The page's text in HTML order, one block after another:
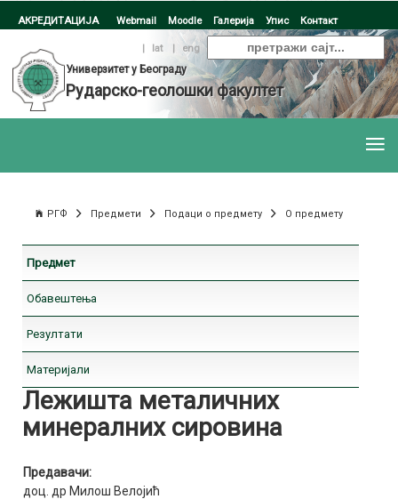
АКРЕДИТАЦИЈА Webmail Moodle Галерија Упис Контакт
| lat |
eng
Универзитет у Београду
Рударско-геолошки факултет
РГФ Предмети Подаци о предмету О предмету
Предмет
Обавештења
Резултати
Материјали
Лежишта металичних
минералних сировина
Предавачи:
доц. др Милош Велојић